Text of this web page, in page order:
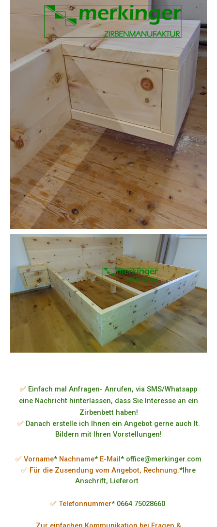
✅ Einfach mal Anfragen- Anrufen, via SMS/Whatsapp
eine Nachricht hinterlassen, dass Sie Interesse an ein
Zirbenbett haben!
✅ Danach erstelle ich Ihnen ein Angebot gerne auch lt.
Bildern mit Ihren Vorstellungen!
✅ Vorname* Nachname* E-Mail* office@merkinger.com
✅ Für die Zusendung vom Angebot, Rechnung:*Ihre
Anschrift, Lieferort
✅ Telefonnummer* 0664 75028660